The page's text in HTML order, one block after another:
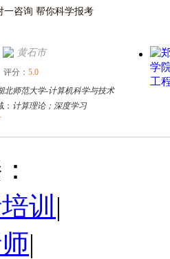
一咨询 帮你科学报考
黄石市
评分： 5.0
北师范大学-计算机科学与技术
计算理论；深度学习
黄浦区
海交通大学
训 |
|